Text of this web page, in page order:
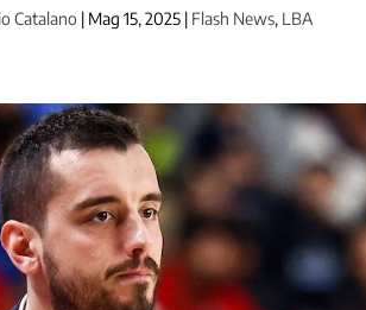
Catalano | Mag 15, 2025| Flash News, LBA